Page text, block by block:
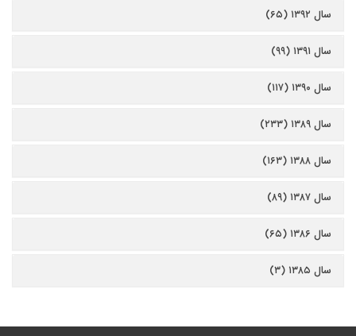
سال ۱۳۹۲ (۶۵)
سال ۱۳۹۱ (۹۹)
سال ۱۳۹۰ (۱۱۷)
سال ۱۳۸۹ (۲۳۳)
سال ۱۳۸۸ (۱۶۳)
سال ۱۳۸۷ (۸۹)
سال ۱۳۸۶ (۶۵)
سال ۱۳۸۵ (۳)